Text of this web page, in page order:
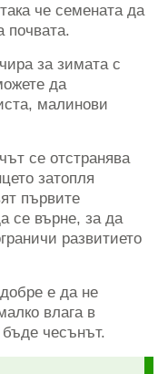
че семената да
почвата.
за зимата с
да
малинови
се отстранява
затопля
първите
се върне, за да
развитието
е да не
влага в
чесънът.